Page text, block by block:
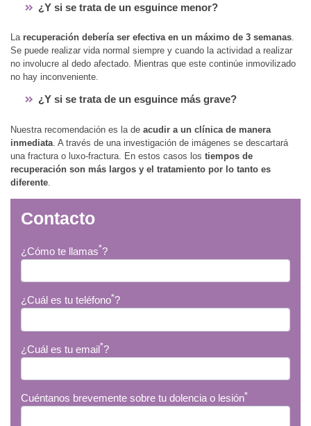
¿Y si se trata de un esguince menor?
La recuperación debería ser efectiva en un máximo de 3 semanas.
Se puede realizar vida normal siempre y cuando la actividad a realizar
no involucre al dedo afectado. Mientras que este continúe inmovilizado
no hay inconveniente.
¿Y si se trata de un esguince más grave?
Nuestra recomendación es la de acudir a un clínica de manera
inmediata . A través de una investigación de imágenes se descartará
una fractura o luxo-fractura. En estos casos los tiempos de
recuperación son más largos y el tratamiento por lo tanto es
diferente
Contacto
¿Cómo te llamas*?
¿Cuál es tu teléfono*?
¿Cuál es tu email*?
Cuéntanos brevemente sobre tu dolencia o lesión*